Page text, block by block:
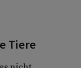
Tiere